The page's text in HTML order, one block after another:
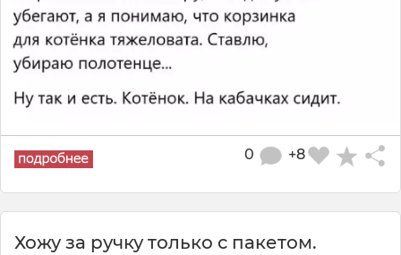
+8
0
Хожу за ручку только с пакетом.